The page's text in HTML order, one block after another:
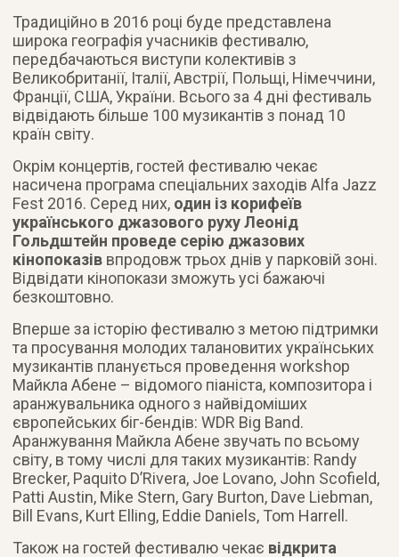
Традиційно в 2016 році буде представлена
широка географія учасників фестивалю,
передбачаються виступи колективів з
Великобританії, Італії, Австрії, Польщі, Німеччини,
Франції, США, України. Всього за 4 дні фестиваль
відвідають більше 100 музикантів з понад 10
країн світу.
Окрім концертів, гостей фестивалю чекає
насичена програма спеціальних заходів Alfa Jazz
Fest 2016. Серед них, один із корифеїв
українського джазового руху Леонід
Гольдштейн проведе серію джазових
кінопоказів впродовж трьох днів у парковій зоні.
Відвідати кінопокази зможуть усі бажаючі
безкоштовно.
Вперше за історію фестивалю з метою підтримки
та просування молодих талановитих українських
музикантів планується проведення workshop
Майкла Абене – відомого піаніста, композитора і
аранжувальника одного з найвідоміших
європейських біг-бендів: WDR Big Band.
Аранжування Майкла Абене звучать по всьому
світу, в тому числі для таких музикантів: Randy
Brecker, Paquito D’Rivera, Joe Lovano, John Scofield,
Patti Austin, Mike Stern, Gary Burton, Dave Liebman,
Bill Evans, Kurt Elling, Eddie Daniels, Tom Harrell.
Також на гостей фестивалю чекає відкрита